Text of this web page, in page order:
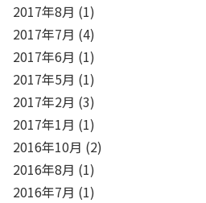
2017年8月 (1)
2017年7月 (4)
2017年6月 (1)
2017年5月 (1)
2017年2月 (3)
2017年1月 (1)
2016年10月 (2)
2016年8月 (1)
2016年7月 (1)